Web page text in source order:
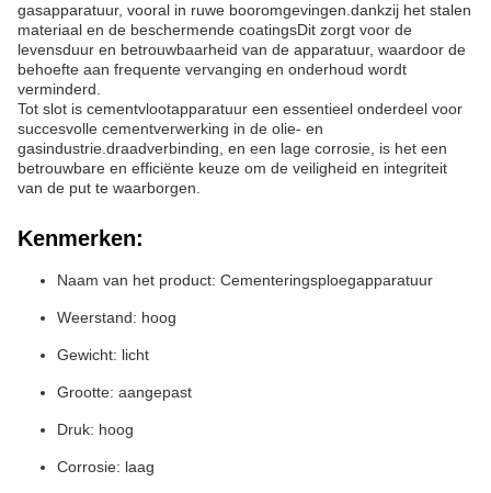
gasapparatuur, vooral in ruwe booromgevingen.dankzij het stalen
materiaal en de beschermende coatingsDit zorgt voor de
levensduur en betrouwbaarheid van de apparatuur, waardoor de
behoefte aan frequente vervanging en onderhoud wordt
verminderd.
Tot slot is cementvlootapparatuur een essentieel onderdeel voor
succesvolle cementverwerking in de olie- en
gasindustrie.draadverbinding, en een lage corrosie, is het een
betrouwbare en efficiënte keuze om de veiligheid en integriteit
van de put te waarborgen.
Kenmerken:
Naam van het product: Cementeringsploegapparatuur
Weerstand: hoog
Gewicht: licht
Grootte: aangepast
Druk: hoog
Corrosie: laag